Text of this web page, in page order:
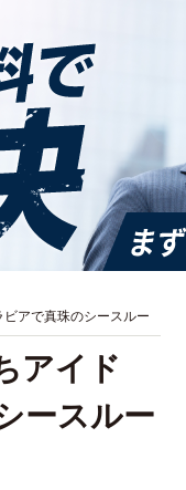
アで真珠のシースルー
アイド
ースルー